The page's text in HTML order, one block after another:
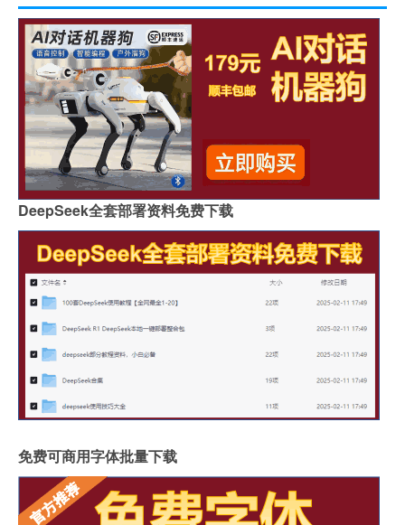
DeepSeek全套部署资料免费下载
免费可商用字体批量下载